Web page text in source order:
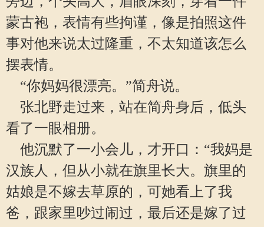
蒙古袍，表情有些拘谨，像是拍照这件
事对他来说太过隆重，不太知道该怎么
摆表情。
“你妈妈很漂亮。”简舟说。
张北野走过来，站在简舟身后，低头
看了一眼相册。
他沉默了一小会儿，才开口：“我妈是
汉族人，但从小就在旗里长大。旗里的
姑娘是不嫁去草原的，可她看上了我
爸，跟家里吵过闹过，最后还是嫁了过